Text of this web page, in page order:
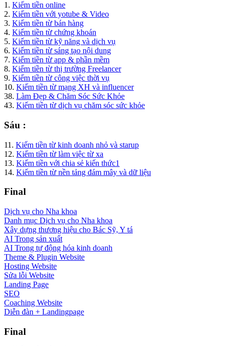
1. Kiếm tiền online
2. Kiếm tiền với yotube & Video
3. Kiếm tiền từ bán hàng
4. Kiếm tiền từ chứng khoán
5. Kiếm tiền từ kỹ năng và dịch vụ
6. Kiếm tiền từ sáng tạo nội dung
7. Kiếm tiền từ app & phần mềm
8. Kiếm tiền từ thị trường Freelancer
9. Kiếm tiền từ công việc thời vụ
10. Kiếm tiền từ mạng XH và influencer
38. Làm Đẹp & Chăm Sóc Sức Khỏe
43. Kiếm tiền từ dịch vụ chăm sóc sức khỏe
Sáu :
11. Kiếm tiền từ kinh doanh nhỏ và starup
12. Kiếm tiền từ làm việc từ xa
13. Kiếm tiền với chia sẻ kiến thức1
14. Kiếm tiền từ nền tảng đám mây và dữ liệu
Final
Dịch vụ cho Nha khoa
Danh mục Dịch vụ cho Nha khoa
Xây dựng thương hiệu cho Bác Sỹ, Y tá
AI Trong sản xuất
AI Trong tự động hóa kinh doanh
Theme & Plugin Website
Hosting Website
Sửa lỗi Website
Landing Page
SEO
Coaching Website
Diễn đàn + Landingpage
Final